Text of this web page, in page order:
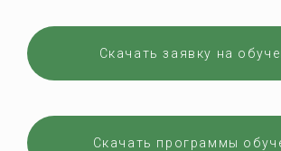
Скачать заявку на
Скачать программы